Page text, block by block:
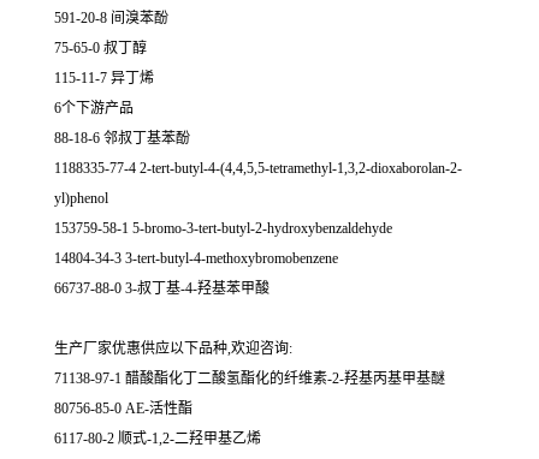
591-20-8 间溴苯酚
75-65-0 叔丁醇
115-11-7 异丁烯
6个下游产品
88-18-6 邻叔丁基苯酚
1188335-77-4 2-tert-butyl-4-(4,4,5,5-tetramethyl-1,3,2-dioxaborolan-2-
yl)phenol
153759-58-1 5-bromo-3-tert-butyl-2-hydroxybenzaldehyde
14804-34-3 3-tert-butyl-4-methoxybromobenzene
66737-88-0 3-叔丁基-4-羟基苯甲酸
生产厂家优惠供应以下品种,欢迎咨询:
71138-97-1 醋酸酯化丁二酸氢酯化的纤维素-2-羟基丙基甲基醚
80756-85-0 AE-活性酯
6117-80-2 顺式-1,2-二羟甲基乙烯